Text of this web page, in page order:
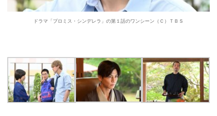
ドラマ「プロミス・シンデレラ」の第１話のワンシーン（Ｃ）ＴＢＳ